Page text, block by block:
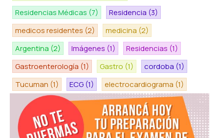
Residencias Médicas (7) Residencia (3)
medicos residentes (2) medicina (2)
Argentina (2) Imágenes (1) Residencias (1)
Gastroenterología (1) Gastro (1) cordoba (1)
Tucuman (1) ECG (1) electrocardiograma (1)